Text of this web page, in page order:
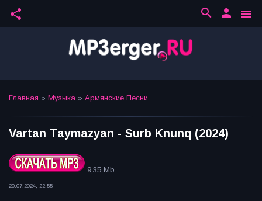
share menu
person
search
Главная » Музыка » Армянские Песни
Vartan Taymazyan - Surb Knunq (2024)
9,35 Mb
20.07.2024, 22:55